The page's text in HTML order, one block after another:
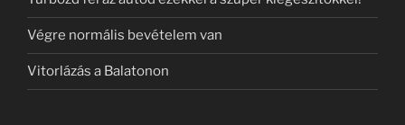
Végre normális bevételem van
Vitorlázás a Balatonon